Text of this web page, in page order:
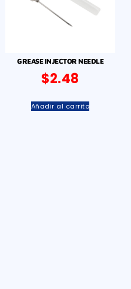
GREASE INJECTOR NEEDLE
$2.48
Añadir al carrito